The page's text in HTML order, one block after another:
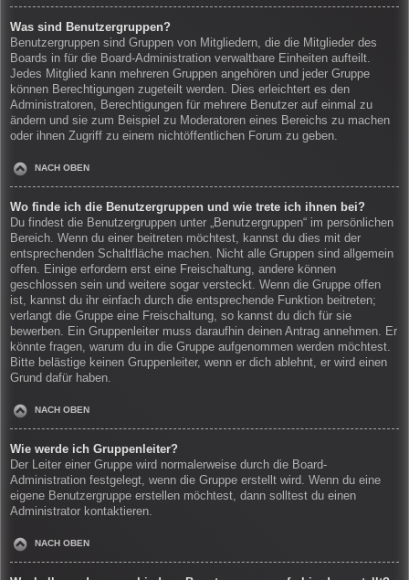
Was sind Benutzergruppen?
Benutzergruppen sind Gruppen von Mitgliedern, die die Mitglieder des
Boards in für die Board-Administration verwaltbare Einheiten aufteilt.
Jedes Mitglied kann mehreren Gruppen angehören und jeder Gruppe
können Berechtigungen zugeteilt werden. Dies erleichtert es den
Administratoren, Berechtigungen für mehrere Benutzer auf einmal zu
ändern und sie zum Beispiel zu Moderatoren eines Bereichs zu machen
oder ihnen Zugriff zu einem nichtöffentlichen Forum zu geben.
NACH OBEN
Wo finde ich die Benutzergruppen und wie trete ich ihnen bei?
Du findest die Benutzergruppen unter „Benutzergruppen“ im persönlichen
Bereich. Wenn du einer beitreten möchtest, kannst du dies mit der
entsprechenden Schaltfläche machen. Nicht alle Gruppen sind allgemein
offen. Einige erfordern erst eine Freischaltung, andere können
geschlossen sein und weitere sogar versteckt. Wenn die Gruppe offen
ist, kannst du ihr einfach durch die entsprechende Funktion beitreten;
verlangt die Gruppe eine Freischaltung, so kannst du dich für sie
bewerben. Ein Gruppenleiter muss daraufhin deinen Antrag annehmen. Er
könnte fragen, warum du in die Gruppe aufgenommen werden möchtest.
Bitte belästige keinen Gruppenleiter, wenn er dich ablehnt, er wird einen
Grund dafür haben.
NACH OBEN
Wie werde ich Gruppenleiter?
Der Leiter einer Gruppe wird normalerweise durch die Board-
Administration festgelegt, wenn die Gruppe erstellt wird. Wenn du eine
eigene Benutzergruppe erstellen möchtest, dann solltest du einen
Administrator kontaktieren.
NACH OBEN